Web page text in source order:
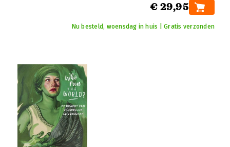
€ 29,95
Nu besteld, woensdag in huis | Gratis verzonden